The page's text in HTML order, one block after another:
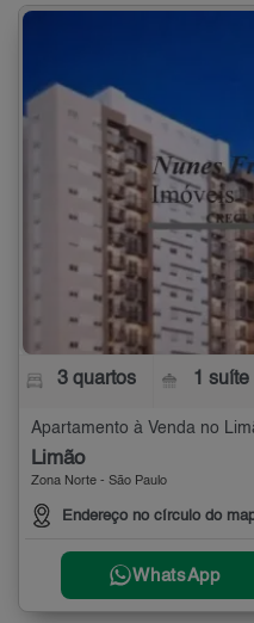
3 quartos 1 suíte
Apartamento à Venda no
Limão
Zona Norte - São Paulo
Endereço no círculo do
WhatsApp